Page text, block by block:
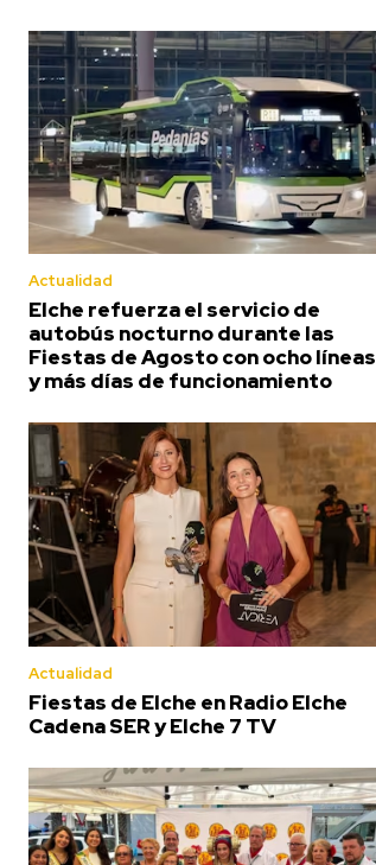
Actualidad
Elche refuerza el servicio de
autobús nocturno durante las
Fiestas de Agosto con ocho líneas
y más días de funcionamiento
Actualidad
Fiestas de Elche en Radio Elche
Cadena SER y Elche 7 TV